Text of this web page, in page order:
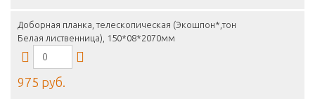
Доборная планка, телескопическая (Экошпон*,тон
Белая лиственница), 150*08*2070мм
975 руб.